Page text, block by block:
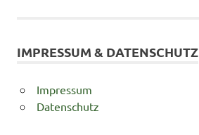
IMPRESSUM & DATENSCHUTZ
Impressum
Datenschutz